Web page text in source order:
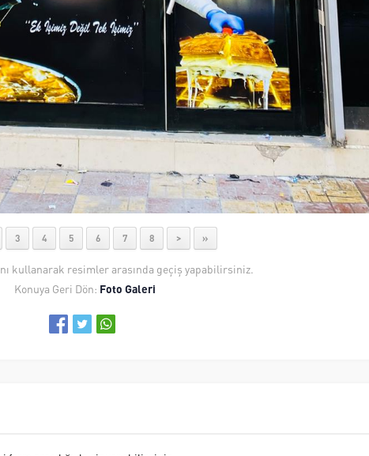
3 4 5 6 7 8 > »
kullanarak resimler arasında geçiş yapabilirsiniz.
Konuya Geri Dön: Foto Galeri